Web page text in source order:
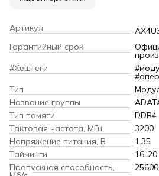
Артикул
Гарантийный срок
#Хештеги
Тип
Название группы
Тип памяти
DDR4
Тактовая частота, МГц
3200
Напряжение питания, В
1.35
Тайминги
16-
Пропускная способность,
25600